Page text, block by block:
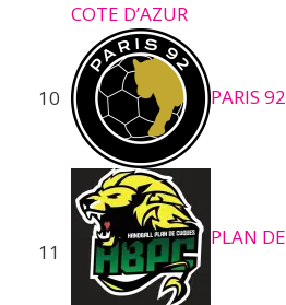
COTE D’AZUR
10 PARIS 92
11
PLAN DE